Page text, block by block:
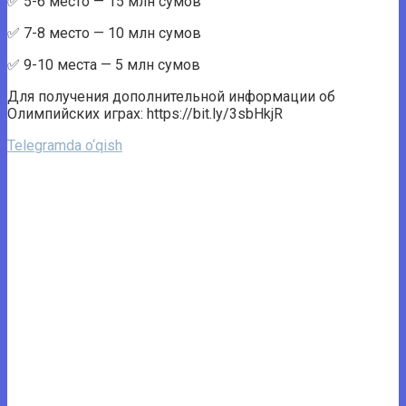
✅ 7-8 место — 10 млн сумов
✅ 9-10 места — 5 млн сумов
Для получения дополнительной информации об
Олимпийских играх: https://bit.ly/3sbHkjR
Telegramda o‘qish